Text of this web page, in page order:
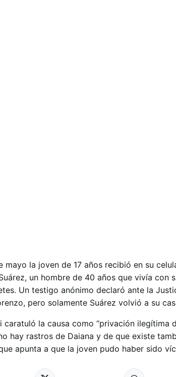
mayo la joven de 17 años recibió en su
un hombre de 40 años que vivía con
Un testigo anónimo declaró ante la
pero solamente Suárez volvió a su
caratuló la causa como “privación ilegítima
hay rastros de Daiana y de que existe
apunta a que la joven pudo haber sido